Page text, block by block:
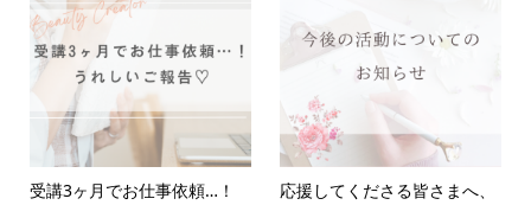
受講3ヶ月でお仕事依頼…！
応援してくださる皆さまへ、